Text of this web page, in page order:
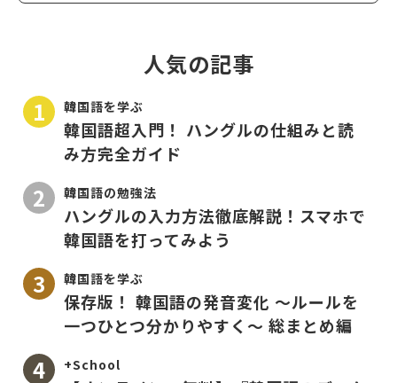
人気の記事
韓国語を学ぶ
韓国語超入門！ ハングルの仕組みと読
み方完全ガイド
韓国語の勉強法
ハングルの入力方法徹底解説！スマホで
韓国語を打ってみよう
韓国語を学ぶ
保存版！ 韓国語の発音変化 〜ルールを
一つひとつ分かりやすく〜 総まとめ編
+School